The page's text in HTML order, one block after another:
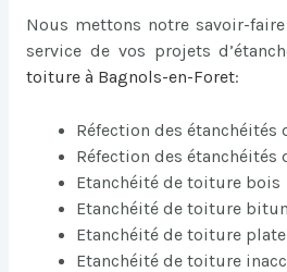
Nous mettons notre savoir-
service de vos projets
toiture à Bagnols-en-Foret:
Réfection des étanchéités
Réfection des étanchéités
Etanchéité de toiture bois
Etanchéité de toiture
Etanchéité de toiture plate
Etanchéité de toiture